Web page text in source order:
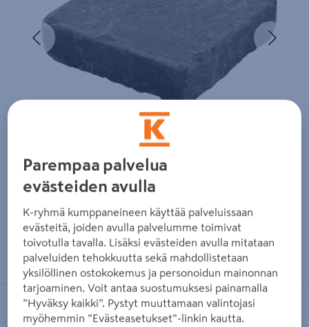
Edellinen
Zoomaa kuvaa sormilla kosketusnäytöllä
LAKKA
Parempaa palvelua
evästeiden avulla
K-ryhmä kumppaneineen käyttää palveluissaan
evästeitä, joiden avulla palvelumme toimivat
toivotulla tavalla. Lisäksi evästeiden avulla mitataan
palveluiden tehokkuutta sekä mahdollistetaan
yksilöllinen ostokokemus ja personoidun mainonnan
tarjoaminen. Voit antaa suostumuksesi painamalla
”Hyväksy kaikki”. Pystyt muuttamaan valintojasi
myöhemmin ”Evästeasetukset”-linkin kautta.